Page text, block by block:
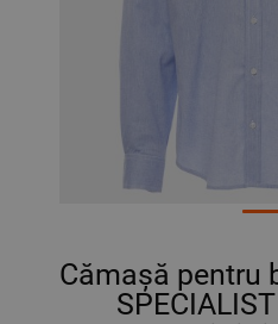
Cămașă pentru